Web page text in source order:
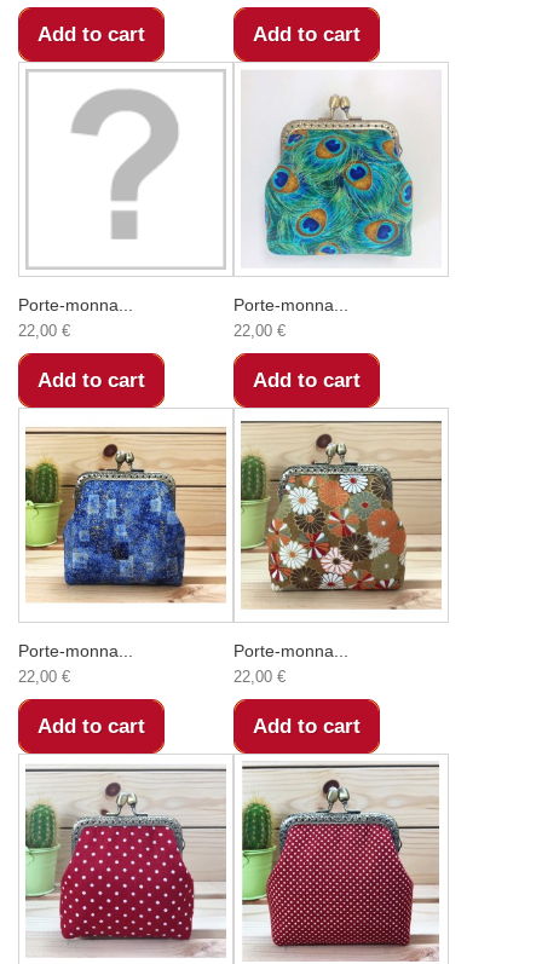
Add to cart Add to cart
Porte-monna...
22,00 €
Add to cart
Porte-monna...
22,00 €
Add to cart
Porte-monna...
22,00 €
Add to cart
Porte-monna...
22,00 €
Add to cart